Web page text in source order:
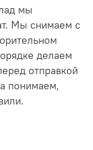
мы
Мы снимаем с
делаем
отправкой
понимаем,